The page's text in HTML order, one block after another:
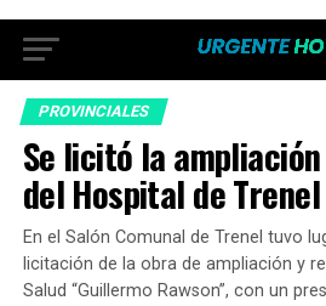
PROVINCIALES
Se licitó la
del Hospital de Trenel
En el Salón Comunal de Trenel tuvo
licitación de la obra de ampliación y
Salud “Guillermo Rawson”, con un